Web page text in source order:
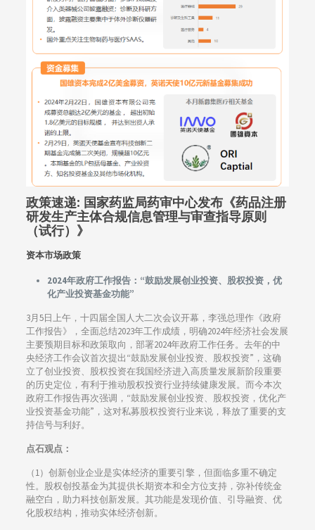
政策速递: 国家药监局药审中心发布《药品注册
研发生产主体合规信息管理与审查指导原则
（试行）》
资本市场政策
2024年政府工作报告：“鼓励发展创业投资、股权投资，优
化产业投资基金功能”
3月5日上午，十四届全国人大二次会议开幕，李强总理作《政府
工作报告》，全面总结2023年工作成绩，明确2024年经济社会发展
主要预期目标和政策取向，部署2024年政府工作任务。去年的中
央经济工作会议首次提出“鼓励发展创业投资、股权投资”，这确
立了创业投资、股权投资在我国经济进入高质量发展新阶段重要
的历史定位，有利于推动股权投资行业持续健康发展。而今本次
政府工作报告再次强调，“鼓励发展创业投资、股权投资，优化产
业投资基金功能”，这对私募股权投资行业来说，释放了重要的支
持信号与利好。
点石观点：
（1）创新创业企业是实体经济的重要引擎，但面临多重不确定
性。股权创投基金为其提供长期资本和全方位支持，弥补传统金
融空白，助力科技创新发展。其功能是发现价值、引导融资、优
化股权结构，推动实体经济创新。